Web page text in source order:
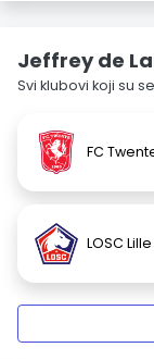
Jeffrey de
Svi klubovi koji su
FC
LOSC Lille